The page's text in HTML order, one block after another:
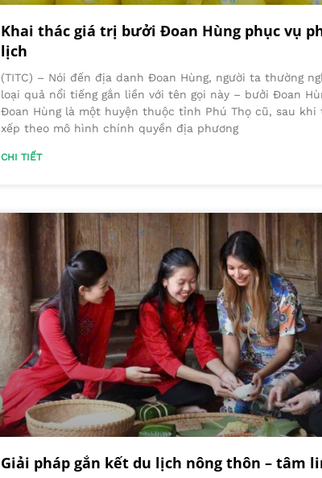
Khai thác giá trị bưởi Đoan Hùng phục vụ
lịch
(TITC) – Nói đến địa danh Đoan Hùng, người ta thường
loại quả nổi tiếng gắn liền với tên gọi này – bưởi Đoan
Đoan Hùng là một huyện thuộc tỉnh Phú Thọ cũ, sau khi
xếp theo mô hình chính quyền địa phương
CHI TIẾT
Giải pháp gắn kết du lịch nông thôn – tâm